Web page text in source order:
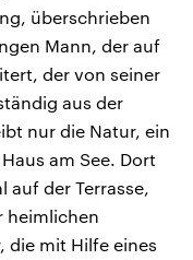
überschrieben
Mann, der auf
der von seiner
aus der
nur die Natur, ein
am See. Dort
auf der Terrasse,
heimlichen
die mit Hilfe eines